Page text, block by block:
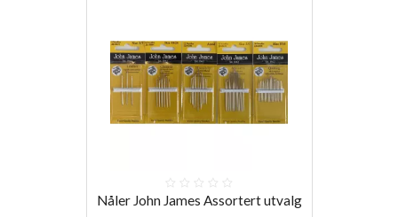
Nåler John James Assortert utvalg